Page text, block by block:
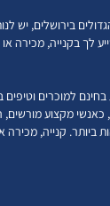
בירושלים, יש
לך בקנייה,
למוכרים
כאנשי מקצוע
ביותר. קנייה, מכירה